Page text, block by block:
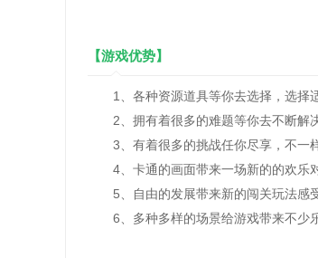
【游戏优势】
1、各种资源道具等你去选择，选择适
2、拥有着很多的难题等你去不断解决
3、有着很多的挑战任你尽享，不一样
4、卡通的画面带来一场新的的欢乐对
5、自由的发展带来新的闯关玩法感受
6、多种多样的场景给游戏带来不少乐